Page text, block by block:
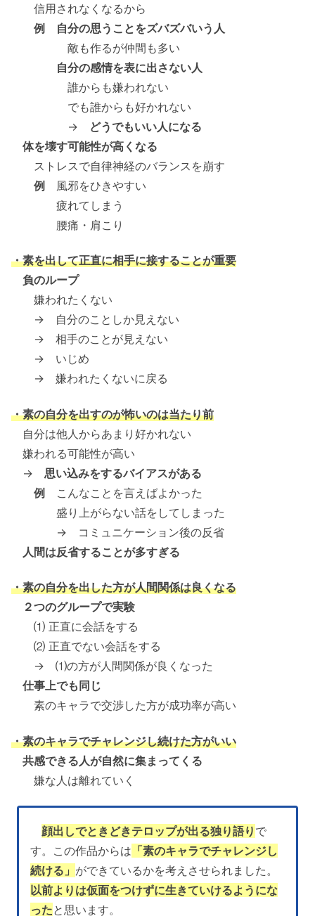
信用されなくなるから
例 自分の思うことをズバズバいう人
敵も作るが仲間も多い
自分の感情を表に出さない人
誰からも嫌われない
でも誰からも好かれない
→ どうでもいい人になる
体を壊す可能性が高くなる
ストレスで自律神経のバランスを崩す
例
風邪をひきやすい
疲れてしまう
腰痛・肩こり
・素を出して正直に相手に接することが重要
負のループ
嫌われたくない
→ 自分のことしか見えない
→ 相手のことが見えない
→ いじめ
→ 嫌われたくないに戻る
・素の自分を出すのが怖いのは当たり前
自分は他人からあまり好かれない
嫌われる可能性が高い
→ 思い込みをするバイアスがある
例 こんなことを言えばよかった
盛り上がらない話をしてしまった
→ コミュニケーション後の反省
人間は反省することが多すぎる
・素の自分を出した方が人間関係は良くなる
２つのグループで実験
⑴ 正直に会話をする
⑵ 正直でない会話をする
→ ⑴の方が人間関係が良くなった
仕事上でも同じ
素のキャラで交渉した方が成功率が高い
・素のキャラでチャレンジし続けた方がいい
共感できる人が自然に集まってくる
嫌な人は離れていく
顔出しでときどきテロップが出る独り語り で
す。この作品からは 「素のキャラでチャレンジし
続ける」 ができているかを考えさせられました。
以前よりは仮面をつけずに生きていけるようにな
ったと思います。